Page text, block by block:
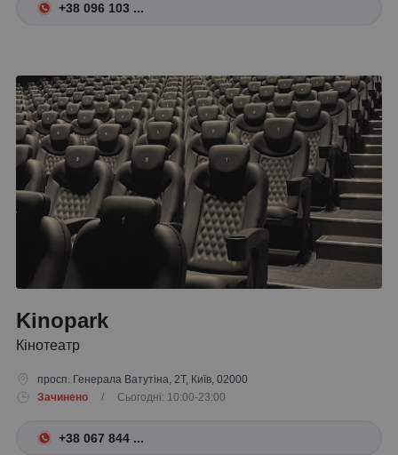
+38 096 103 ...
Kinopark
Кінотеатр
просп. Генерала Ватутіна, 2Т, Київ, 02000
Зачинено
/ Сьогодні: 10:00-23:00
+38 067 844 ...